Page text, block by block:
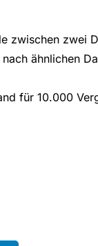
zwischen zwei
ähnlichen
für 10.000